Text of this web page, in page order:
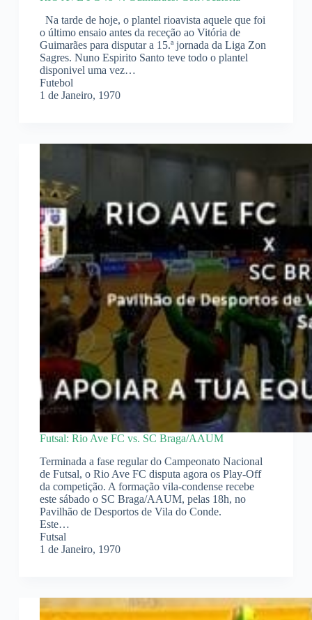
Na tarde de hoje, o plantel rioavista aquele que foi
o último ensaio antes da receção ao Vitória de
Guimarães para disputar a 15.ª jornada da Liga Zon
Sagres. Nuno Espirito Santo teve todo o plantel
disponivel uma vez…
Futebol
1 de Janeiro, 1970
Futsal: Rio Ave FC vs. SC Braga/AAUM
Terminada a fase regular do Campeonato Nacional
de Futsal, o Rio Ave FC disputa agora os Play-Off
da competição. A formação vila-condense recebe
este sábado o SC Braga/AAUM, pelas 18h, no
Pavilhão de Desportos de Vila do Conde.
Este…
Futsal
1 de Janeiro, 1970